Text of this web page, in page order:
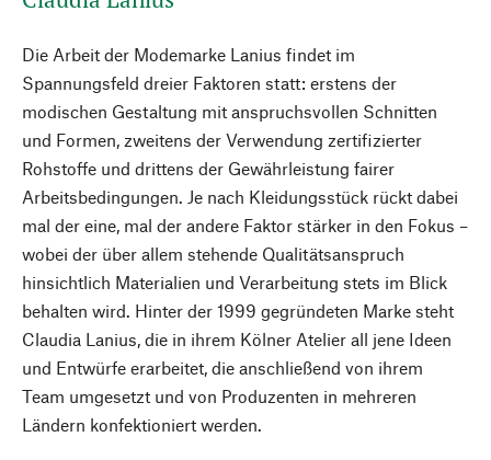
Die Arbeit der Modemarke Lanius findet im
Spannungsfeld dreier Faktoren statt: erstens der
modischen Gestaltung mit anspruchsvollen Schnitten
und Formen, zweitens der Verwendung zertifizierter
Rohstoffe und drittens der Gewährleistung fairer
Arbeitsbedingungen. Je nach Kleidungsstück rückt dabei
mal der eine, mal der andere Faktor stärker in den Fokus –
wobei der über allem stehende Qualitätsanspruch
hinsichtlich Materialien und Verarbeitung stets im Blick
behalten wird. Hinter der 1999 gegründeten Marke steht
Claudia Lanius, die in ihrem Kölner Atelier all jene Ideen
und Entwürfe erarbeitet, die anschließend von ihrem
Team umgesetzt und von Produzenten in mehreren
Ländern konfektioniert werden.